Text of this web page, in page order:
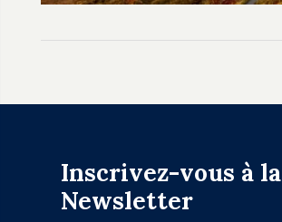
Inscrivez-vous à la
Newsletter